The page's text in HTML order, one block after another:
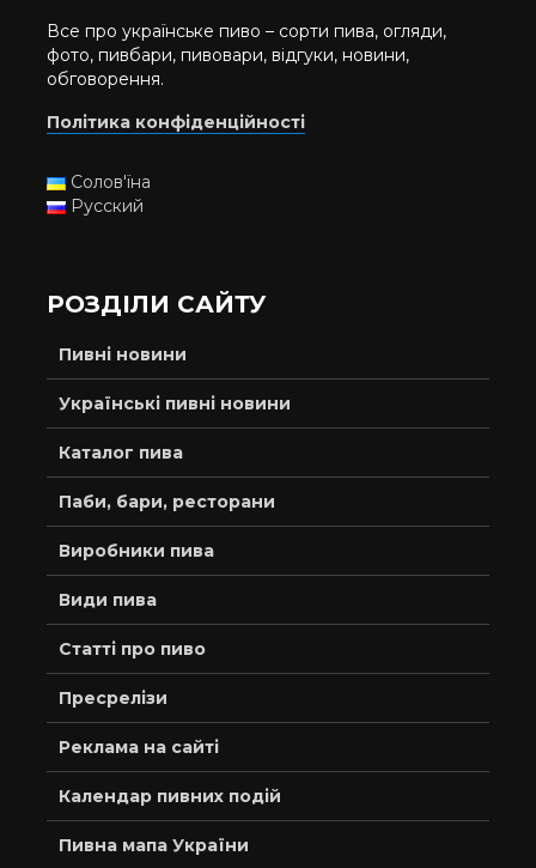
Все про українське пиво – сорти пива, огляди,
фото, пивбари, пивовари, відгуки, новини,
обговорення.
Політика конфіденційності
Солов'їна
Русский
РОЗДІЛИ САЙТУ
Пивні новини
Українські пивні новини
Каталог пива
Паби, бари, ресторани
Виробники пива
Види пива
Статті про пиво
Пресрелізи
Реклама на сайті
Календар пивних подій
Пивна мапа України